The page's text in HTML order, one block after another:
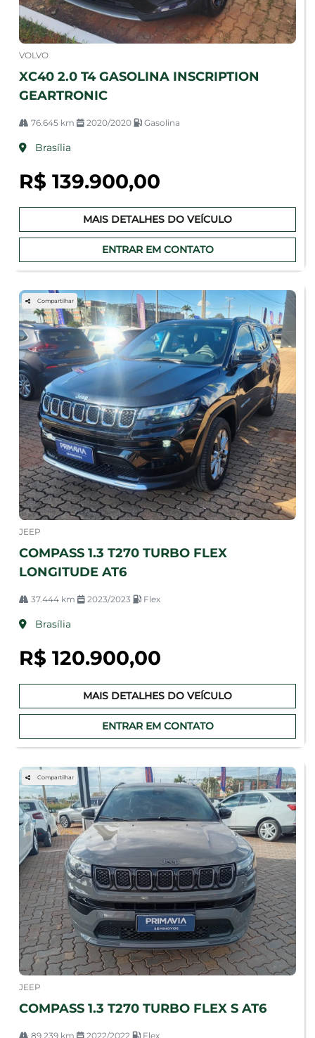
VOLVO
XC40 2.0 T4 GASOLINA INSCRIPTION
GEARTRONIC
76.645 km 2020/2020 Gasolina
Brasília
R$ 139.900,00
MAIS DETALHES DO VEÍCULO
ENTRAR EM CONTATO
Compartilhar
JEEP
COMPASS 1.3 T270 TURBO FLEX
LONGITUDE AT6
37.444 km 2023/2023 Flex
Brasília
R$ 120.900,00
MAIS DETALHES DO VEÍCULO
ENTRAR EM CONTATO
Compartilhar
JEEP
COMPASS 1.3 T270 TURBO FLEX S AT6
89.239 km 2022/2022 Flex